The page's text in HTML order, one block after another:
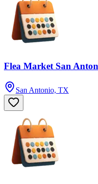
Flea Market San
San Antonio, TX